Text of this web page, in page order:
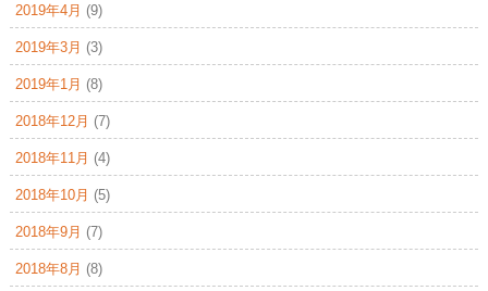
2019年4月 (9)
2019年3月 (3)
2019年1月 (8)
2018年12月 (7)
2018年11月 (4)
2018年10月 (5)
2018年9月 (7)
2018年8月 (8)